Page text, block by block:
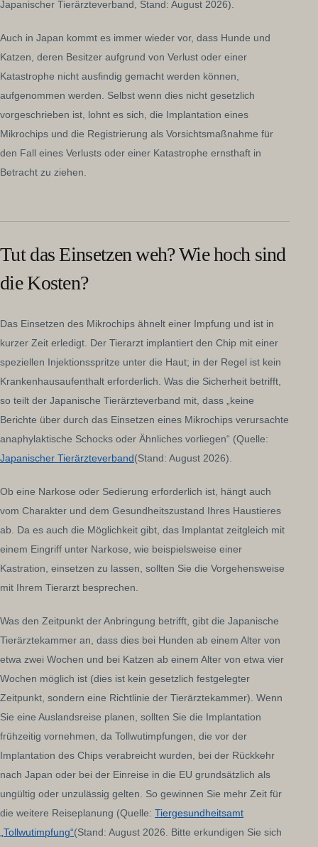
Japanischer Tierärzteverband, Stand: August 2026).
Auch in Japan kommt es immer wieder vor, dass Hunde und
Katzen, deren Besitzer aufgrund von Verlust oder einer
Katastrophe nicht ausfindig gemacht werden können,
aufgenommen werden. Selbst wenn dies nicht gesetzlich
vorgeschrieben ist, lohnt es sich, die Implantation eines
Mikrochips und die Registrierung als Vorsichtsmaßnahme für
den Fall eines Verlusts oder einer Katastrophe ernsthaft in
Betracht zu ziehen.
Tut das Einsetzen weh? Wie hoch sind
die Kosten?
Das Einsetzen des Mikrochips ähnelt einer Impfung und ist in
kurzer Zeit erledigt. Der Tierarzt implantiert den Chip mit einer
speziellen Injektionsspritze unter die Haut; in der Regel ist kein
Krankenhausaufenthalt erforderlich. Was die Sicherheit betrifft,
so teilt der Japanische Tierärzteverband mit, dass „keine
Berichte über durch das Einsetzen eines Mikrochips verursachte
anaphylaktische Schocks oder Ähnliches vorliegen“ (Quelle:
Japanischer Tierärzteverband(Stand: August 2026).
Ob eine Narkose oder Sedierung erforderlich ist, hängt auch
vom Charakter und dem Gesundheitszustand Ihres Haustieres
ab. Da es auch die Möglichkeit gibt, das Implantat zeitgleich mit
einem Eingriff unter Narkose, wie beispielsweise einer
Kastration, einsetzen zu lassen, sollten Sie die Vorgehensweise
mit Ihrem Tierarzt besprechen.
Was den Zeitpunkt der Anbringung betrifft, gibt die Japanische
Tierärztekammer an, dass dies bei Hunden ab einem Alter von
etwa zwei Wochen und bei Katzen ab einem Alter von etwa vier
Wochen möglich ist (dies ist kein gesetzlich festgelegter
Zeitpunkt, sondern eine Richtlinie der Tierärztekammer). Wenn
Sie eine Auslandsreise planen, sollten Sie die Implantation
frühzeitig vornehmen, da Tollwutimpfungen, die vor der
Implantation des Chips verabreicht wurden, bei der Rückkehr
nach Japan oder bei der Einreise in die EU grundsätzlich als
ungültig oder unzulässig gelten. So gewinnen Sie mehr Zeit für
die weitere Reiseplanung (Quelle: Tiergesundheitsamt
„Tollwutimpfung“(Stand: August 2026. Bitte erkundigen Sie sich